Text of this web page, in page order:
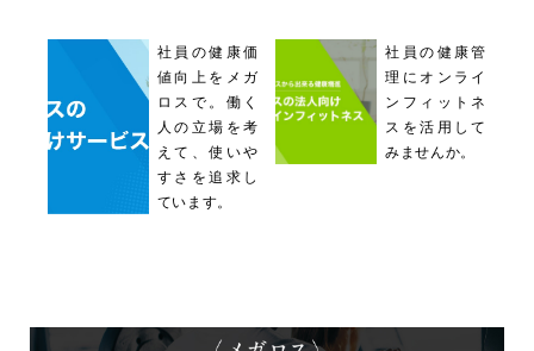
社員の健康価
値向上をメガ
ロスで。働く
人の立場を考
えて、使いや
すさを追求し
ています。
社員の健康管
理にオンライ
ンフィットネ
スを活用して
みませんか。